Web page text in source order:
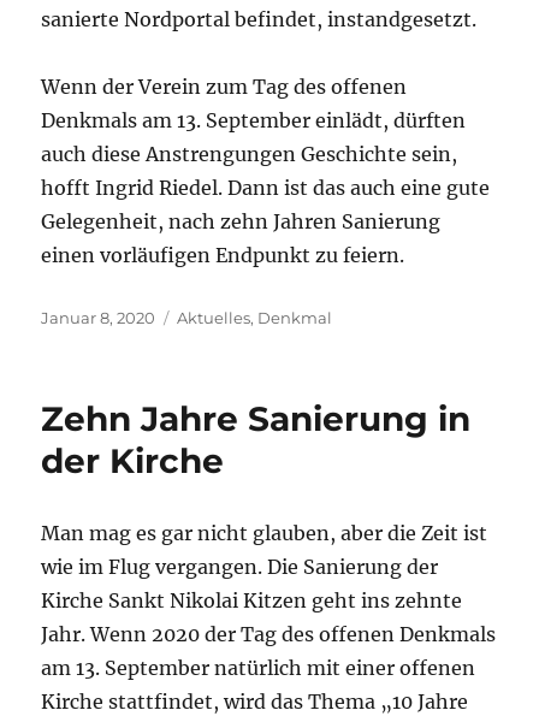
sanierte Nordportal befindet, instandgesetzt.
Wenn der Verein zum Tag des offenen
Denkmals am 13. September einlädt, dürften
auch diese Anstrengungen Geschichte sein,
hofft Ingrid Riedel. Dann ist das auch eine gute
Gelegenheit, nach zehn Jahren Sanierung
einen vorläufigen Endpunkt zu feiern.
Veröffentlicht
Januar 8, 2020 Kategorien
Aktuelles, Denkmal
Zehn Jahre Sanierung in
der Kirche
Man mag es gar nicht glauben, aber die Zeit ist
wie im Flug vergangen. Die Sanierung der
Kirche Sankt Nikolai Kitzen geht ins zehnte
Jahr. Wenn 2020 der Tag des offenen Denkmals
am 13. September natürlich mit einer offenen
Kirche stattfindet, wird das Thema „10 Jahre